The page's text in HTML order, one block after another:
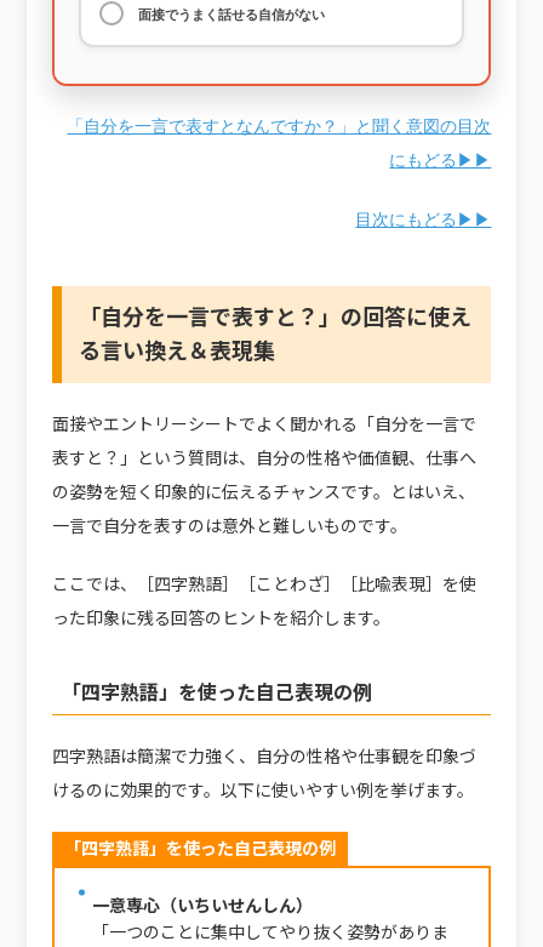
面接でうまく話せる自信がない
「自分を一言で表すとなんですか？」と聞く意図の目次
にもどる▶▶
目次にもどる▶▶
「自分を一言で表すと？」の回答に使え
る言い換え＆表現集
面接やエントリーシートでよく聞かれる「自分を一言で
表すと？」という質問は、自分の性格や価値観、仕事へ
の姿勢を短く印象的に伝えるチャンスです。とはいえ、
一言で自分を表すのは意外と難しいものです。
ここでは、［四字熟語］［ことわざ］［比喩表現］を使
った印象に残る回答のヒントを紹介します。
「四字熟語」を使った自己表現の例
四字熟語は簡潔で力強く、自分の性格や仕事観を印象づ
けるのに効果的です。以下に使いやすい例を挙げます。
「四字熟語」を使った自己表現の例
一意専心（いちいせんしん）
「一つのことに集中してやり抜く姿勢がありま